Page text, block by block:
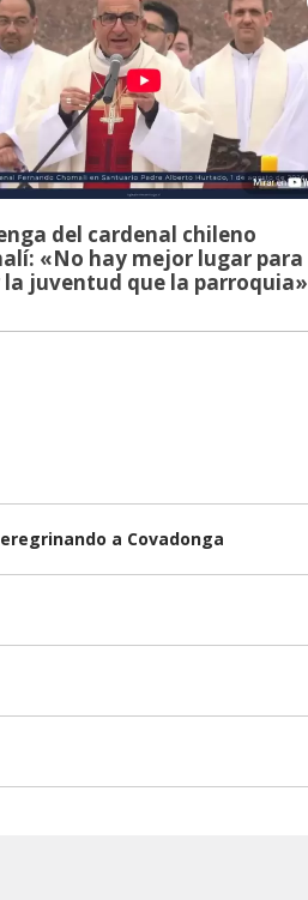
del cardenal chileno
«No hay mejor lugar para
la juventud que la parroquia»
a Covadonga